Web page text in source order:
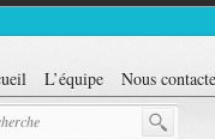
L’équipe Nous